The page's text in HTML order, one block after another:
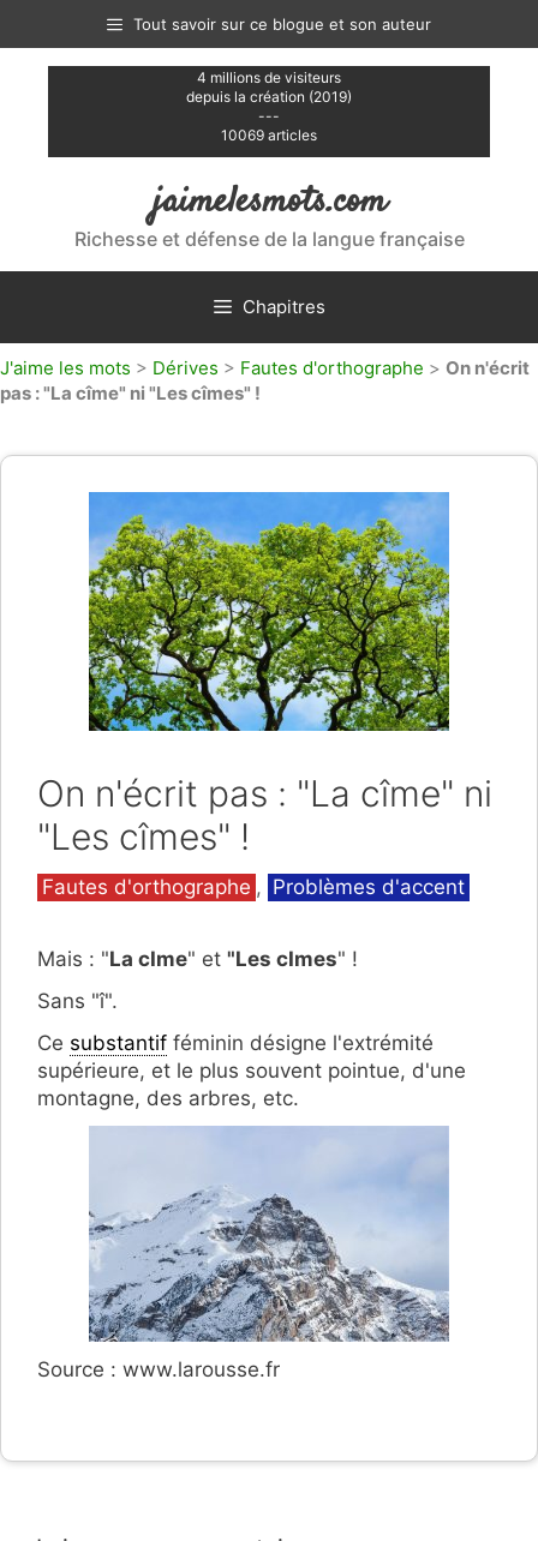
contenu
Tout savoir sur ce blogue et son auteur
4 millions de visiteurs
depuis la création (2019)
---
10069 articles
jaimelesmots.com
Richesse et défense de la langue française
Chapitres
J'aime les mots > Dérives > Fautes d'orthographe > On n'écrit
pas : "La cîme" ni "Les cîmes" !
On n'écrit pas : "La cîme" ni
"Les cîmes" !
Catégories
Fautes d'orthographe , Problèmes d'accent
Mais : "La cIme" et "Les cImes" !
Sans "î".
Ce substantif féminin désigne l'extrémité
supérieure, et le plus souvent pointue, d'une
montagne, des arbres, etc.
Source : www.larousse.fr